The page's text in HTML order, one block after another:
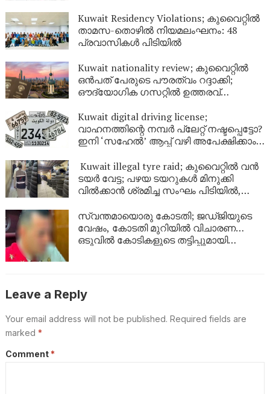
Kuwait Residency Violations; കുവൈറ്റിൽ
താമസ-തൊഴിൽ നിയമലംഘനം: 48
പ്രവാസികൾ പിടിയിൽ
Kuwait nationality review; കുവൈറ്റിൽ
ഒൻപത് പേരുടെ പൗരത്വം റദ്ദാക്കി;
ഔദ്യോഗിക ഗസറ്റിൽ ഉത്തരവ്
Kuwait digital driving license;
വാഹനത്തിന്റെ നമ്പര്‍ പ്ലേറ്റ് നഷ്ടപ്പെട്ടോ?
ഇനി ‘സഹേൽ’ ആപ്പ് വഴി അപേക്ഷിക്കാം;
ഉടൻ
Kuwait illegal tyre raid; കുവൈറ്റിൽ വൻ
ടയർ വേട്ട; പഴയ ടയറുകൾ മിനുക്കി
വിൽക്കാൻ ശ്രമിച്ച സംഘം പിടിയിൽ,
ടയറുകൾ
സ്വന്തമായൊരു കോടതി; ജഡ്ജിയുടെ
വേഷം, കോടതി മുറിയിൽ വിചാരണ…
ഒടുവിൽ കോടികളുടെ തട്ടിപ്പുമായി
Leave a Reply
Your email address will not be published. Required fields are
marked *
Comment *